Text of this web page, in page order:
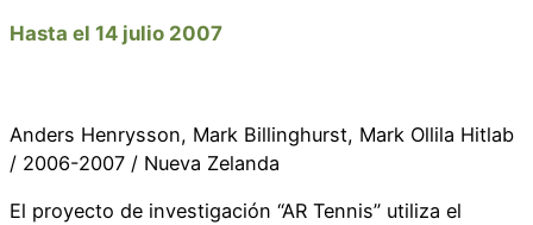
Hasta el 14 julio 2007
Anders Henrysson, Mark Billinghurst, Mark Ollila Hitlab
/ 2006-2007 / Nueva Zelanda
El proyecto de investigación “AR Tennis” utiliza el